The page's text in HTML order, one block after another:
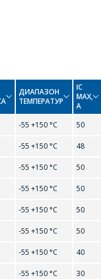
ДИАПАЗОН
ТЕМПЕРАТУР
IC
MAX,
A
-55 +150 °С 50
-55 +150 °С 48
-55 +150 °С 50
-55 +150 °С 50
-55 +150 °С 50
-55 +150 °С 50
-55 +150 °С 40
-55 +150 °С 30